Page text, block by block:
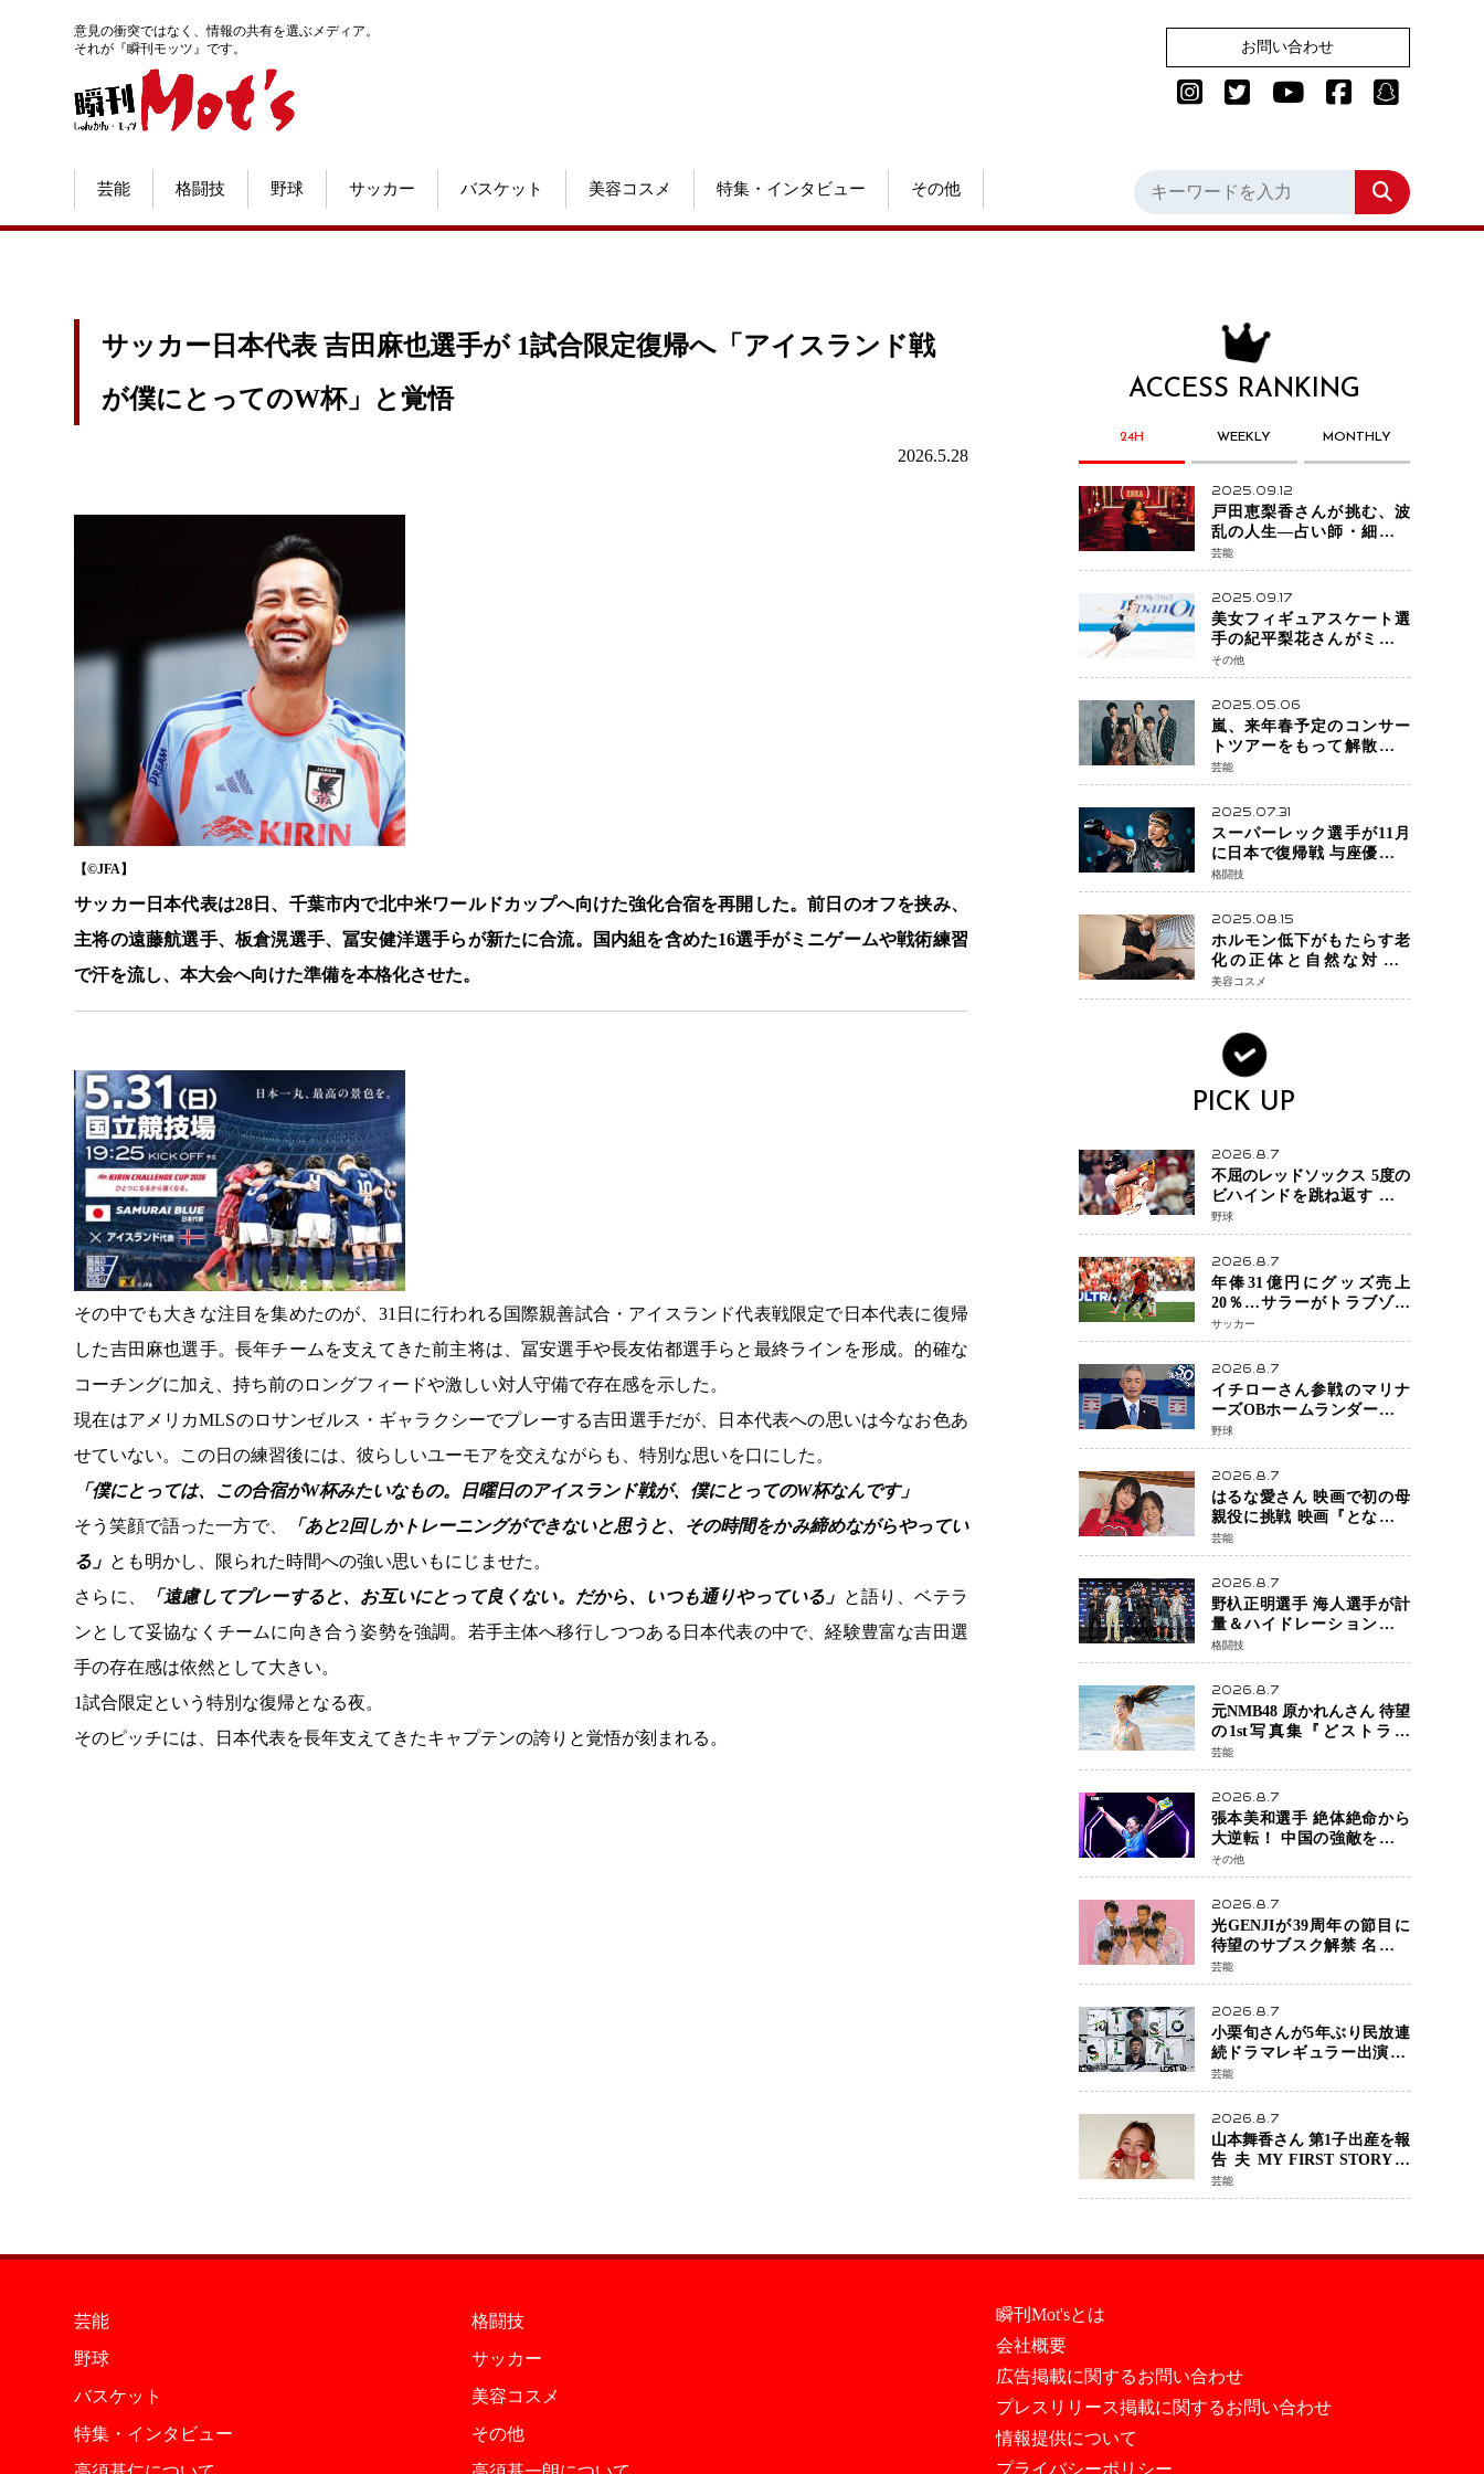
意見の衝突ではなく、情報の共有を選ぶメディア。
それが『瞬刊モッツ』です。
お問い合わせ
芸能 格闘技 野球 サッカー バスケット 美容コスメ 特集・インタビュー その他
サッカー日本代表 吉田麻也選手が 1試合限定復帰へ「アイスランド戦
が僕にとってのW杯」と覚悟
2026.5.28
【©️JFA】
サッカー日本代表は28日、千葉市内で北中米ワールドカップへ向けた強化合宿を再開した。前日のオフを挟み、
主将の遠藤航選手、板倉滉選手、冨安健洋選手らが新たに合流。国内組を含めた16選手がミニゲームや戦術練習
で汗を流し、本大会へ向けた準備を本格化させた。
その中でも大きな注目を集めたのが、31日に行われる国際親善試合・アイスランド代表戦限定で日本代表に復帰
した吉田麻也選手。長年チームを支えてきた前主将は、冨安選手や長友佑都選手らと最終ラインを形成。的確な
コーチングに加え、持ち前のロングフィードや激しい対人守備で存在感を示した。
現在はアメリカMLSのロサンゼルス・ギャラクシーでプレーする吉田選手だが、日本代表への思いは今なお色あ
せていない。この日の練習後には、彼らしいユーモアを交えながらも、特別な思いを口にした。
「僕にとっては、この合宿がW杯みたいなもの。日曜日のアイスランド戦が、僕にとってのW杯なんです」
そう笑顔で語った一方で、
「あと2回しかトレーニングができないと思うと、その時間をかみ締めながらやってい
る」 とも明かし、限られた時間への強い思いもにじませた。
さらに、
「遠慮してプレーすると、お互いにとって良くない。だから、いつも通りやっている」 と語り、ベテラ
ンとして妥協なくチームに向き合う姿勢を強調。若手主体へ移行しつつある日本代表の中で、経験豊富な吉田選
手の存在感は依然として大きい。
1試合限定という特別な復帰となる夜。
そのピッチには、日本代表を長年支えてきたキャプテンの誇りと覚悟が刻まれる。
ACCESS RANKING
24H WEEKLY MONTHLY
2025.09.12
戸田恵梨香さんが挑む、波
乱の人生―占い師・細木数
子をNetflixで実写化
芸能
2025.09.17
美女フィギュアスケート選
手の紀平梨花さんがミラノ
五輪出場断念 中部選手権欠
場を発表「安全最優先の判
断」
その他
2025.05.06
嵐、来年春予定のコンサー
トツアーをもって解散 フ
ァンクラブも2026年5月末で
活動終了
芸能
2025.07.31
スーパーレック選手が11月
に日本で復帰戦 与座優貴選
手との激突に「すべての技
術を見せたい」
格闘技
2025.08.15
ホルモン低下がもたらす老
化の正体と自然な対策!!
KODAIRA 式®ペリネ（骨盤
底筋）ケア
美容コスメ
PICK UP
2026.8.7
不屈のレッドソックス 5度の
ビハインドを跳ね返す 延長
13回サヨナラ勝ち 吉田正尚
選手も2安打1打点で貢献 4得
点以上は驚異の28連勝
野球
2026.8.7
年俸31億円にグッズ売上
20％…サラーがトラブゾン
スポル加入 世界サッカーは
「五大リーグ一強」から新
時代へ
サッカー
2026.8.7
イチローさん参戦のマリナ
ーズOBホームランダービー
が無料生配信 北米ならで
はの“魅せる興行”に世界が
注目
野球
2026.8.7
はるな愛さん 映画で初の母
親役に挑戦 映画『となりの
とらんす少女ちゃん』11月7
日公開 未来の自分との対話
を描く注目作
芸能
2026.8.7
野杁正明選手 海人選手が計
量＆ハイドレーションテス
トをクリア「ONE
SAMURAI 2」決戦へ万全の
準備整う
格闘技
2026.8.7
元NMB48 原かれんさん 待望
の1st写真集『どストライ
ク』発売決定 バリで魅せる
25歳の新境地
芸能
2026.8.7
張本美和選手 絶体絶命から
大逆転！ 中国の強敵を撃破
しWTT横浜でベスト8進出
その他
2026.8.7
光GENJIが39周年の節目に
待望のサブスク解禁 名曲の
数々がデジタル配信へ 40周
年へ向け1年間で全作品を順
次公開
芸能
2026.8.7
小栗旬さんが5年ぶり民放連
続ドラマレギュラー出演 横
浜流星さんと初共演
『LOST10』で異色バディ結
成
芸能
2026.8.7
山本舞香さん 第1子出産を報
告 夫 MY FIRST STORYの
Hiroさんとの新たな家族生
活「母子ともに健康」
芸能
芸能
格闘技
野球
サッカー
バスケット
美容コスメ
特集・インタビュー
その他
瞬刊Mot'sとは
会社概要
広告掲載に関するお問い合わせ
プレスリリース掲載に関するお問い合わせ
情報提供について
プライバシーポリシー